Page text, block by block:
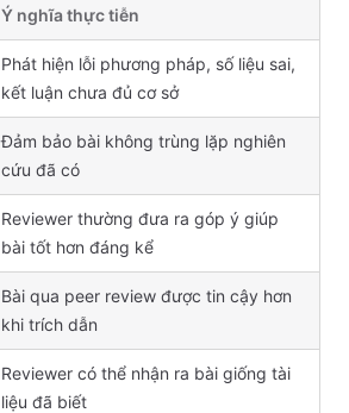
Ý nghĩa thực tiễn
Phát hiện lỗi phương pháp, số liệu sai,
kết luận chưa đủ cơ sở
Đảm bảo bài không trùng lặp nghiên
cứu đã có
Reviewer thường đưa ra góp ý giúp
bài tốt hơn đáng kể
Bài qua peer review được tin cậy hơn
khi trích dẫn
Reviewer có thể nhận ra bài giống tài
liệu đã biết